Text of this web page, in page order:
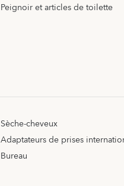
Peignoir et articles de toilette
Sèche-cheveux
Adaptateurs de prises
Bureau